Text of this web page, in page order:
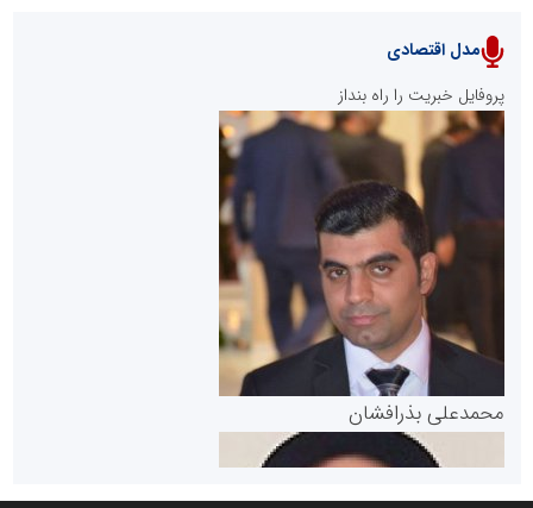
پایگاه خبری نهضت ملی مسکن
پایگاه خبری گفتمان یزد
سازمان بورس و اوراق بهادار
مرجع اخبار موثق در بازارسرمایه
مدل اقتصادی
پروفایل خبریت را راه بنداز
محمدعلی بذرافشان